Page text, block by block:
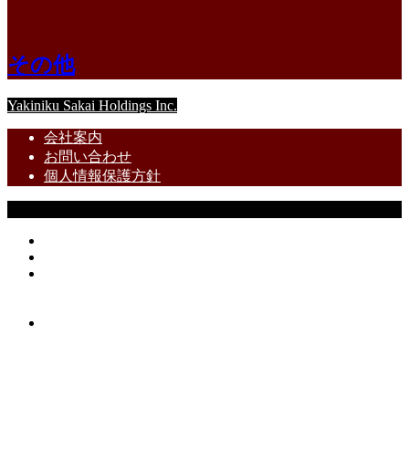
その他
Yakiniku Sakai Holdings Inc.
会社案内
お問い合わせ
個人情報保護方針